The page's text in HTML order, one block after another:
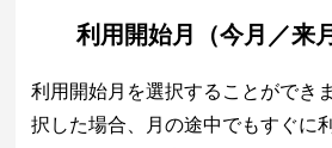
利用開始月（今月／来
利用開始月を選択することができ
択した場合、月の途中でもすぐに